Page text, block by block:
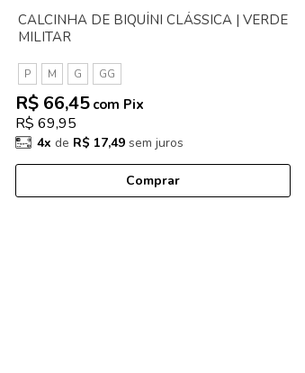
CALCINHA DE BIQUÍNI CLÁSSICA | VERDE
MILITAR
P M G GG
R$ 69,95
R$ 66,45 com Pix
4x de R$ 17,49 sem juros
Comprar